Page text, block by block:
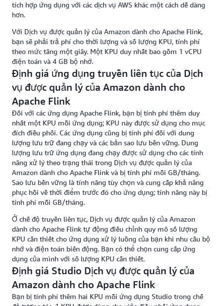
tích hợp ứng dụng với các dịch vụ AWS khác một cách dễ dàng
hơn.
Với Dịch vụ được quản lý của Amazon dành cho Apache Flink,
bạn sẽ phải trả phí cho thời lượng và số lượng KPU, tính phí
theo mức tăng một giây. Một KPU duy nhất bao gồm 1 vCPU
điện toán và 4 GB bộ nhớ.
Định giá ứng dụng truyền liên tục của Dịch
vụ được quản lý của Amazon dành cho
Apache Flink
Đối với các ứng dụng Apache Flink, bạn bị tính phí thêm duy
nhất một KPU mỗi ứng dụng; KPU này được sử dụng cho mục
đích điều phối. Các ứng dụng cũng bị tính phí đối với dung
lượng lưu trữ đang chạy và các bản sao lưu bền vững. Dung
lượng lưu trữ ứng dụng đang chạy được sử dụng cho các tính
năng xử lý theo trạng thái trong Dịch vụ được quản lý của
Amazon dành cho Apache Flink và bị tính phí mỗi GB/tháng.
Sao lưu bền vững là tính năng tùy chọn và cung cấp khả năng
phục hồi về thời điểm trước đó cho ứng dụng; tính năng này bị
tính phí mỗi GB/tháng.
Ở chế độ truyền liên tục, Dịch vụ được quản lý của Amazon
dành cho Apache Flink tự động điều chỉnh quy mô số lượng
KPU cần thiết cho ứng dụng xử lý luồng của bạn khi nhu cầu bộ
nhớ và điện toán biến động. Bạn có thể chọn cung cấp ứng
dụng của mình với số lượng KPU cần thiết.
Định giá Studio Dịch vụ được quản lý của
Amazon dành cho Apache Flink
Bạn bị tính phí thêm hai KPU mỗi ứng dụng Studio trong chế